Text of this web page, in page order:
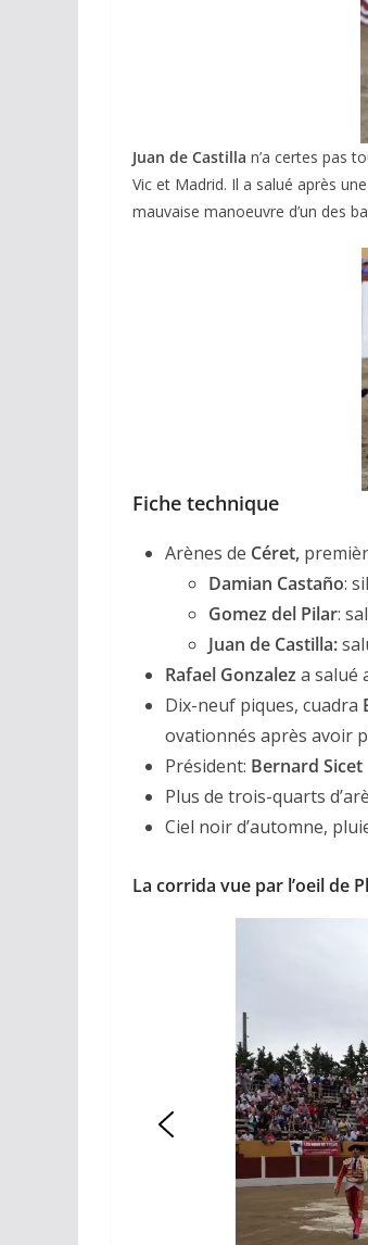
Juan de Castilla n’a certes pas
Vic et Madrid. Il a salué après
mauvaise manoeuvre d’un des
Fiche technique
Arènes de Céret,
Damian Castaño:
Gomez del Pilar:
Juan de Castilla:
Rafael Gonzalez a salué
Dix-neuf piques, cuadra
ovationnés après avoir
Président: Bernard Sicet
Plus de trois-quarts
Ciel noir d’automne,
La corrida vue par l’oeil de